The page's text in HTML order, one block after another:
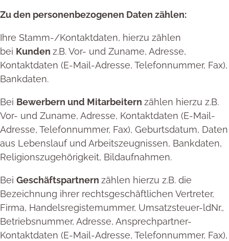
Zu den personenbezogenen Daten zählen:
Ihre Stamm-/Kontaktdaten, hierzu zählen
bei Kunden z.B. Vor- und Zuname, Adresse,
Kontaktdaten (E-Mail-Adresse, Telefonnummer, Fax),
Bankdaten.
Bei Bewerbern und Mitarbeitern zählen hierzu z.B.
Vor- und Zuname, Adresse, Kontaktdaten (E-Mail-
Adresse, Telefonnummer, Fax), Geburtsdatum, Daten
aus Lebenslauf und Arbeitszeugnissen, Bankdaten,
Religionszugehörigkeit, Bildaufnahmen.
Bei Geschäftspartnern zählen hierzu z.B. die
Bezeichnung ihrer rechtsgeschäftlichen Vertreter,
Firma, Handelsregistemummer, Umsatzsteuer-ldNr.,
Betriebsnummer, Adresse, Ansprechpartner-
Kontaktdaten (E-Mail-Adresse, Telefonnummer, Fax),